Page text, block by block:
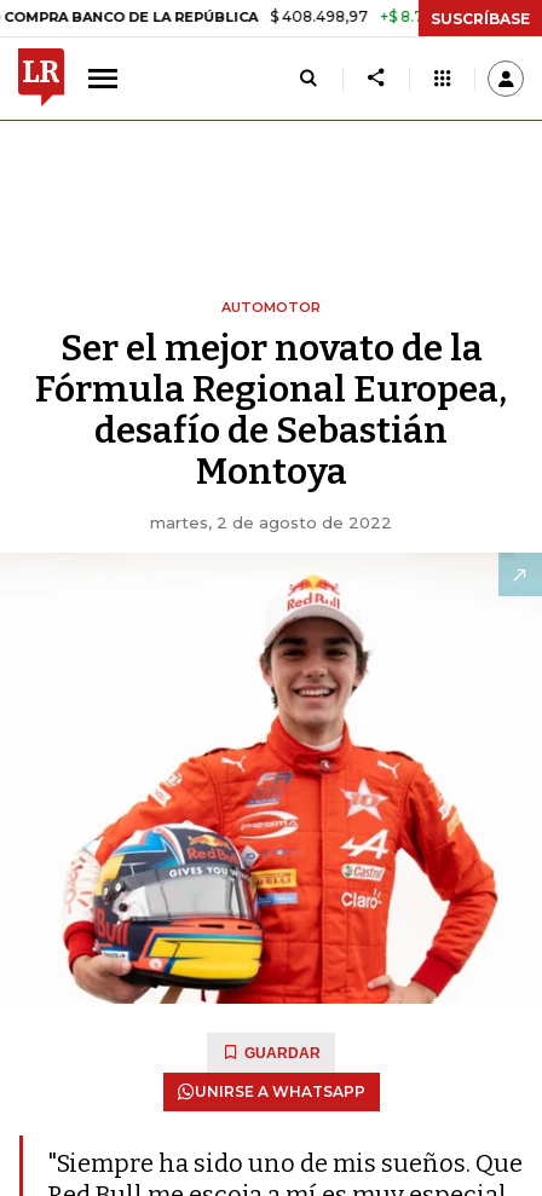
BANCO DE LA REPÚBLICA $ 408.498,97 +$ 8.753,81 +2,19% TASA
SUSCRÍBASE
AUTOMOTOR
Ser el mejor novato de la
Fórmula Regional Europea,
desafío de Sebastián
Montoya
martes, 2 de agosto de 2022
GUARDAR
UNIRSE A WHATSAPP
"Siempre ha sido uno de mis sueños. Que